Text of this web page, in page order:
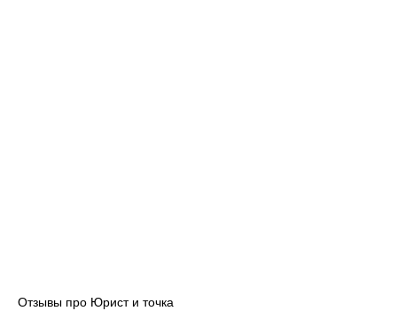
Отзывы про Юрист и точка